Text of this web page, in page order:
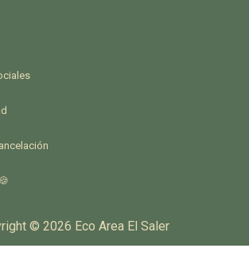
© 2026 Eco Area El Saler